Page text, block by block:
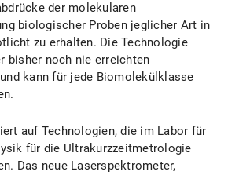
der molekularen
biologischer Proben jeglicher Art in
zu erhalten. Die Technologie
bisher noch nie erreichten
kann für jede Biomolekülklasse
auf Technologien, die im Labor für
für die Ultrakurzzeitmetrologie
Das neue Laserspektrometer,